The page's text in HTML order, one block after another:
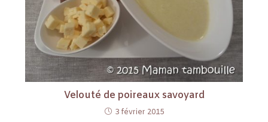
Velouté de poireaux savoyard
3 février 2015